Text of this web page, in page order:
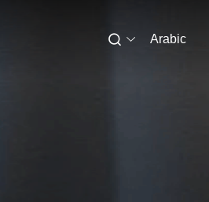
Arabic